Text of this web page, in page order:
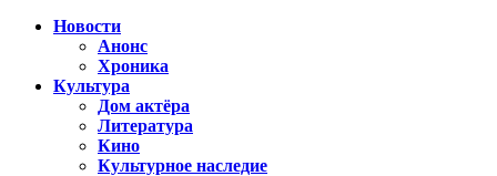
Новости
Анонс
Хроника
Культура
Дом актёра
Литература
Кино
Культурное наследие